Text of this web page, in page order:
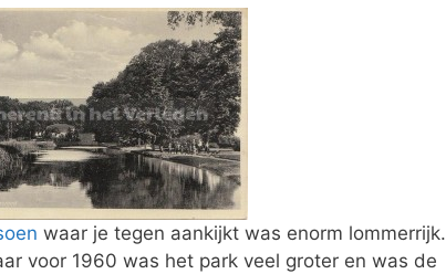
waar je tegen aankijkt was enorm lommerrijk.
voor 1960 was het park veel groter en was de